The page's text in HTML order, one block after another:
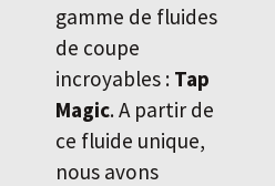
gamme de fluides
de coupe
incroyables : Tap
Magic. A partir de
ce fluide unique,
nous avons